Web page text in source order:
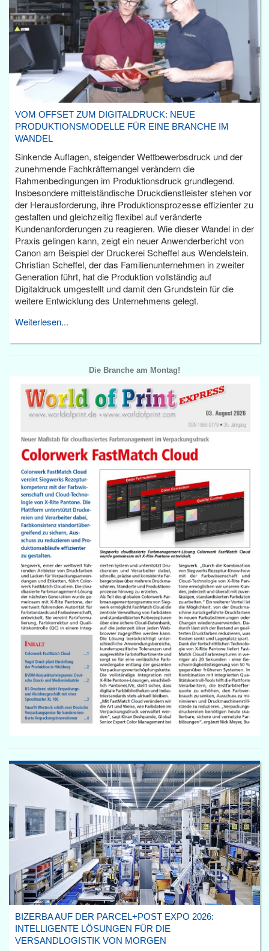
VOM OFFSET ZUM DIGITALDRUCK: NEUE
PRODUKTIONSMODELLE FÜR EINE BRANCHE IM
WANDEL
Sinkende Auflagen, steigender Wettbewerbsdruck und der
zunehmende Fachkräftemangel verändern die
Rahmenbedingungen im Produktionsdruck grundlegend.
Insbesondere mittelständische Druckdienstleister stehen vor
der Herausforderung, ihre Produktionsprozesse effizienter zu
gestalten und gleichzeitig flexibel auf veränderte
Kundenanforderungen zu reagieren. Wie dieser Wandel in der
Praxis gelingen kann, zeigt ein neuer Anwenderbericht von
Canon am Beispiel der Druckerei Scheffel aus Wendelstein.
Christian Scheffel, der das Familienunternehmen in zweiter
Generation führt, hat die Produktion vollständig auf
Digitaldruck umgestellt und damit den Grundstein für die
weitere Entwicklung des Unternehmens gelegt.
Weiterlesen...
Die Branche am Montag!
BIZERBA AUF DER PARCEL+POST EXPO 2026:
INTELLIGENTE LÖSUNGEN FÜR DIE
VERSANDLOGISTIK VON MORGEN